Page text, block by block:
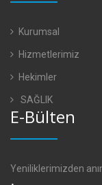
Kurumsal
Hizmetlerimiz
Hekimler
SAĞLIK
E-Bülten
Yeniliklerimizden